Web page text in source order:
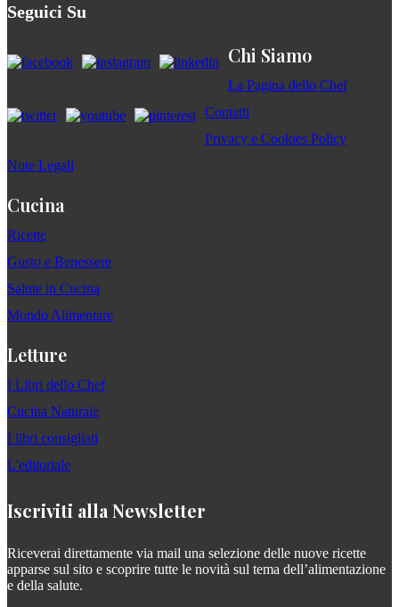
Seguici Su
Chi Siamo
La Pagina dello Chef
Contatti
Privacy e Cookies Policy
Note Legali
Cucina
Ricette
Gusto e Benessere
Salute in Cucina
Mondo Alimentare
Letture
I Libri dello Chef
Cucina Naturale
I libri consigliati
L'editoriale
Iscriviti alla Newsletter
Riceverai direttamente via mail una selezione delle nuove ricette
apparse sul sito e scoprire tutte le novità sul tema dell’alimentazione
e della salute.